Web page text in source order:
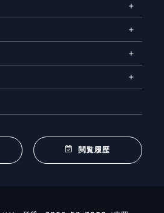
閲覧履歴